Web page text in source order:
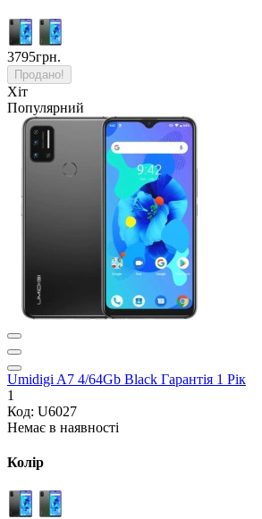
3795грн.
Продано!
Хіт
Популярний
Umidigi A7 4/64Gb Black Гарантія 1 Рік
1
Код: U6027
Немає в наявності
Колір